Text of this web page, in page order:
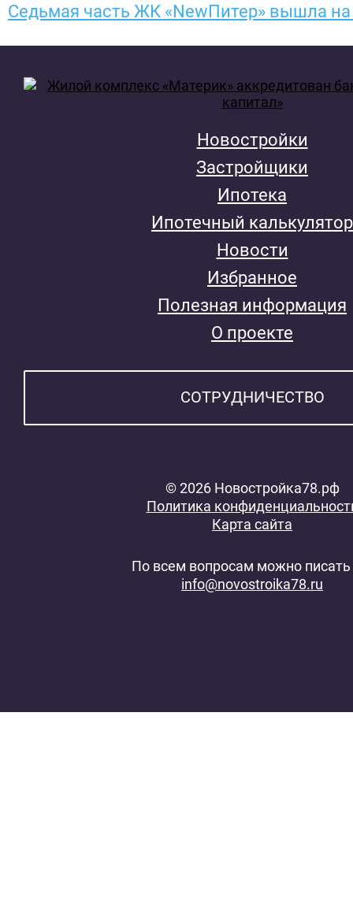
Седьмая часть ЖК «NewПитер» вышла
Новостройки
Застройщики
Ипотека
Ипотечный калькулятор
Новости
Избранное
Полезная информация
О проекте
СОТРУДНИЧЕСТВО
© 2026 Новостройка78.рф
Политика
Карта сайта
По всем вопросам можно писать
info@novostroika78.ru